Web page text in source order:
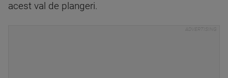
acest val de plangeri.